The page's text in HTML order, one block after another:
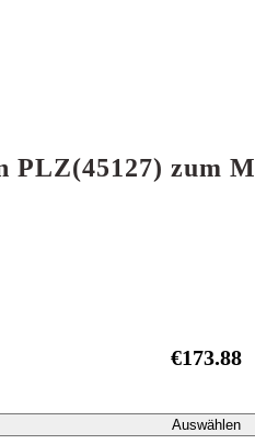
PLZ(45127) zum
€173.88
Auswählen